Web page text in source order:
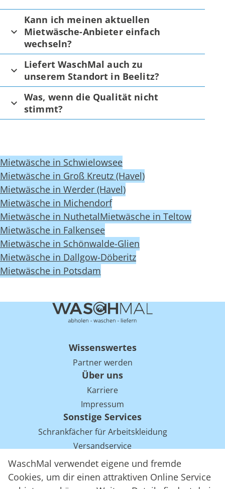
WaschMal verwendet eigene und fremde
Cookies, um dir einen attraktiven Online Service
Kann ich meinen aktuellen
Mietwäsche-Anbieter einfach
wechseln?
Liefert WaschMal auch zu
unserem Standort in Beelitz?
Was, wenn die Qualität nicht
stimmt?
Mietwäsche in Schwielowsee
Mietwäsche in Groß Kreutz (Havel)
Mietwäsche in Werder (Havel)
Mietwäsche in Michendorf
Mietwäsche in NuthetalMietwäsche in Teltow
Mietwäsche in Falkensee
Mietwäsche in Schönwalde-Glien
Mietwäsche in Dallgow-Döberitz
Mietwäsche in Potsdam
Wissenswertes
Partner werden
Über uns
Karriere
Impressum
Sonstige Services
Schrankfächer für Arbeitskleidung
Versandservice
Einsparpotentiale für Mietwäsche bei Arbeitskleidung
Arbeitskleidung Tracking mit RFID